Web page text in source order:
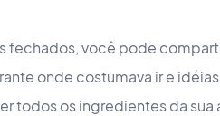
fechados, você pode
onde costumava ir e
todos os ingredientes da